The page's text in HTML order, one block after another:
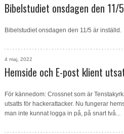
Bibelstudiet onsdagen den 11/
Bibelstudiet onsdagen den 11/5 är inställd.
4 maj, 2022
Hemside och E-post klient
För kännedom: Crossnet som är
utsatts för hackerattacker. Nu fungerar
man inte kunnat logga in på, på snart två...